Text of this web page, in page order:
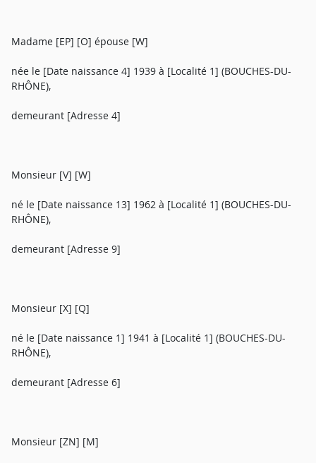
Madame [EP] [O] épouse [W]
née le [Date naissance 4] 1939 à [Localité 1] (BOUCHES-DU-
RHÔNE),
demeurant [Adresse 4]
Monsieur [V] [W]
né le [Date naissance 13] 1962 à [Localité 1] (BOUCHES-DU-
RHÔNE),
demeurant [Adresse 9]
Monsieur [X] [Q]
né le [Date naissance 1] 1941 à [Localité 1] (BOUCHES-DU-
RHÔNE),
demeurant [Adresse 6]
Monsieur [ZN] [M]